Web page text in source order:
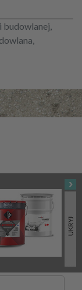
budowlanej,
do wiedzy,
firm z rynku